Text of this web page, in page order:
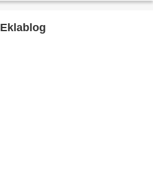
Article publié depuis Eklablog